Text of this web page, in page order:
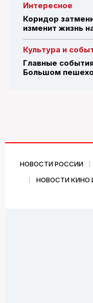
Интересное
Коридор
изменит жизнь
Культура и
Главные
Большом
НОВОСТИ РОССИИ
НОВОСТИ КИНО